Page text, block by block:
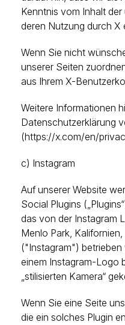
Kenntnis vom Inhalt
deren Nutzung durch X
Wenn Sie nicht
unserer Seiten
aus Ihrem X-
Weitere Informationen
Datenschutzerklärung
(https://x.com/en/
c) Instagram
Auf unserer Website
Social Plugins
das von der Instagram
Menlo Park,
("Instagram") betrieben
einem Instagram-Logo
„stilisierten Kamera“
Wenn Sie eine Seite
die ein solches Plugin